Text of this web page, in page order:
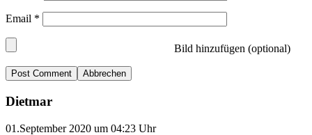
Email *
Bild hinzufügen (optional)
Abbrechen
Dietmar
01.September 2020 um 04:23 Uhr